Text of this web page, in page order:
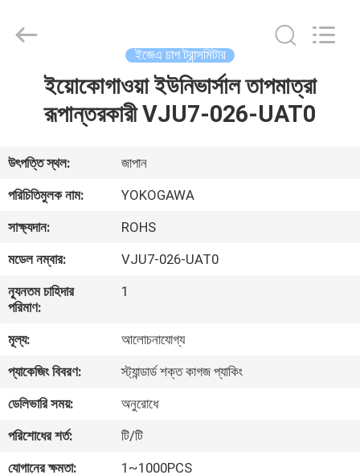
আমাদের
সম্পর্কে
কারখানা
ভ্রমণ
মান
নিয়ন্ত্রণ
আমাদের
সাথে
ইজেএ চাপ ট্রান্সমিটার
ইয়োকোগাওয়া ইউনিভার্সাল তাপমাত্রা
রূপান্তরকারী VJU7-026-UAT0
উৎপত্তি স্থল:
জাপান
পরিচিতিমুলক নাম:
YOKOGAWA
সাক্ষ্যদান:
ROHS
মডেল নম্বার:
VJU7-026-UAT0
ন্যূনতম চাহিদার
পরিমাণ:
1
মূল্য:
আলোচনাযোগ্য
প্যাকেজিং বিবরণ:
স্ট্যান্ডার্ড শক্ত কাগজ প্যাকিং
ডেলিভারি সময়:
অনুরোধে
পরিশোধের শর্ত:
টি/টি
যোগানের ক্ষমতা:
1~1000PCS